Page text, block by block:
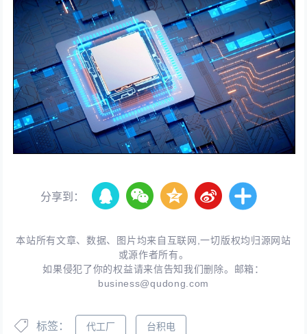
分享到：
本站所有文章、数据、图片均来自互联网,一切版权均归源网站
或源作者所有。
如果侵犯了你的权益请来信告知我们删除。邮箱：
business@qudong.com
标签： 代工厂 台积电